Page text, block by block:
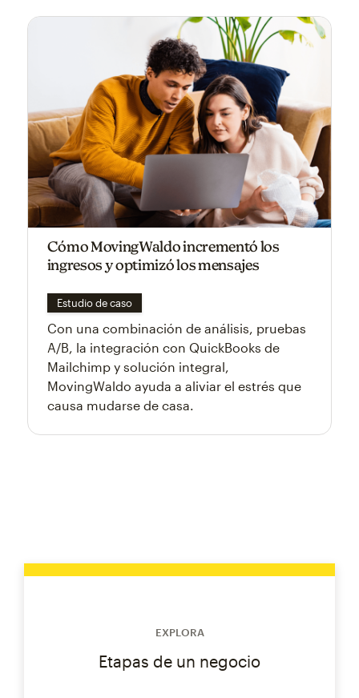
Cómo MovingWaldo incrementó los
ingresos y optimizó los mensajes
Estudio de caso
Con una combinación de análisis, pruebas
A/B, la integración con QuickBooks de
Mailchimp y solución integral,
MovingWaldo ayuda a aliviar el estrés que
causa mudarse de casa.
EXPLORA
Etapas de un negocio